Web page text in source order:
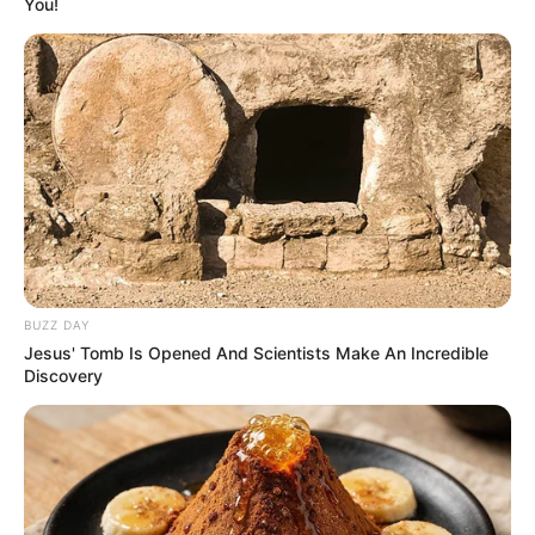
(foto: instagram/yingnoey2808)
Biodata & Profil
Nama Lengkap: Yanisa Noey Samohom
You!
BUZZ DAY
Jesus' Tomb Is Opened And Scientists Make An Incredible
Discovery